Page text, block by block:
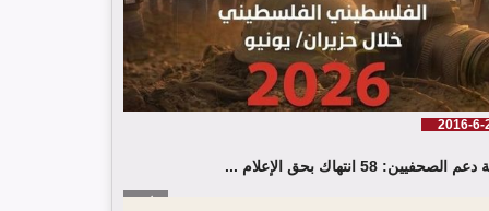
خلال حزيران/ يونيو 2026
2016-6-
الصحفيين: 58 انتهاك بحق الإعلام ...